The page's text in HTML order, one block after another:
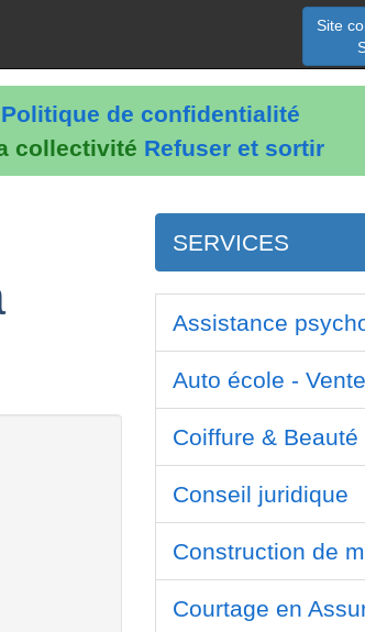
Politique de confidentialité
collectivité Refuser et sortir
Site
SERVICES
Assistance
Auto école -
Coiffure & Beauté
Conseil juridique
Construction de
Courtage en